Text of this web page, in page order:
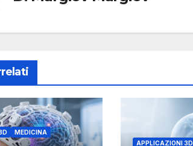
MEDICINA
APPLICAZIONI 3D